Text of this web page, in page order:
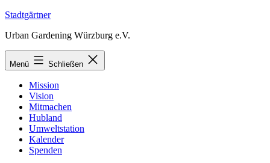
Zum
springen
Stadtgärtner
Urban Gardening Würzburg e.V.
Menü Schließen
Mission
Vision
Mitmachen
Hubland
Umweltstation
Kalender
Spenden